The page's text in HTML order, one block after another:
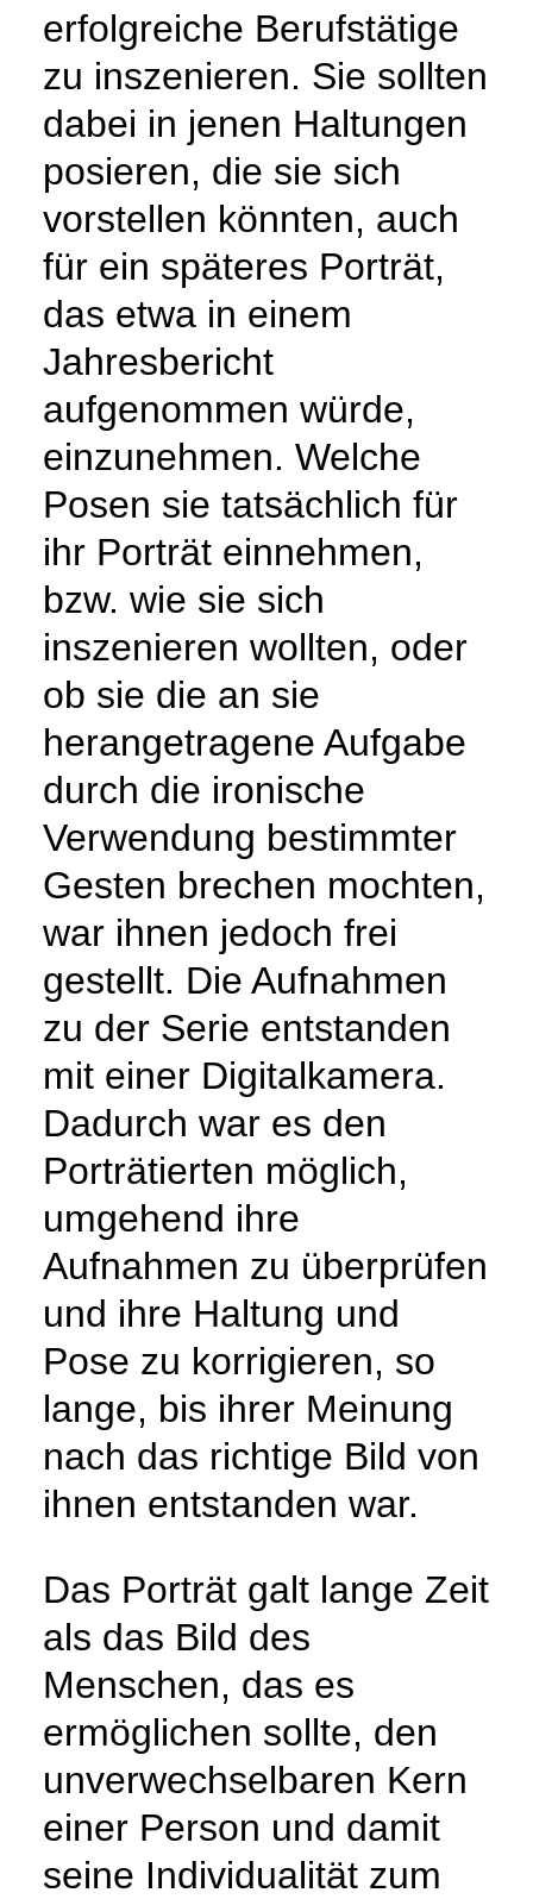
erfolgreiche Berufstätige
zu inszenieren. Sie sollten
dabei in jenen Haltungen
posieren, die sie sich
vorstellen könnten, auch
für ein späteres Porträt,
das etwa in einem
Jahresbericht
aufgenommen würde,
einzunehmen. Welche
Posen sie tatsächlich für
ihr Porträt einnehmen,
bzw. wie sie sich
inszenieren wollten, oder
ob sie die an sie
herangetragene Aufgabe
durch die ironische
Verwendung bestimmter
Gesten brechen mochten,
war ihnen jedoch frei
gestellt. Die Aufnahmen
zu der Serie entstanden
mit einer Digitalkamera.
Dadurch war es den
Porträtierten möglich,
umgehend ihre
Aufnahmen zu überprüfen
und ihre Haltung und
Pose zu korrigieren, so
lange, bis ihrer Meinung
nach das richtige Bild von
ihnen entstanden war.
Das Porträt galt lange Zeit
als das Bild des
Menschen, das es
ermöglichen sollte, den
unverwechselbaren Kern
einer Person und damit
seine Individualität zum